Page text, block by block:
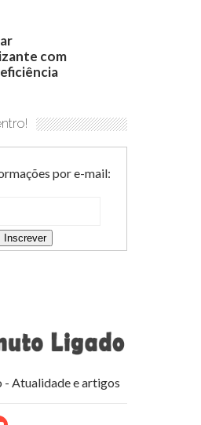
com
por e-mail:
Atualidade e artigos